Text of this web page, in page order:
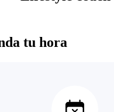
tu hora